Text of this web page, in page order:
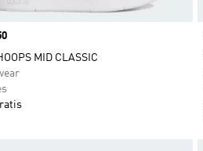
MID CLASSIC